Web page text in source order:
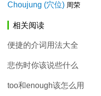
Choujung (穴位) 周荣
相关阅读
便捷的介词用法大全
悲伤时你该说些什么
too和enough该怎么用